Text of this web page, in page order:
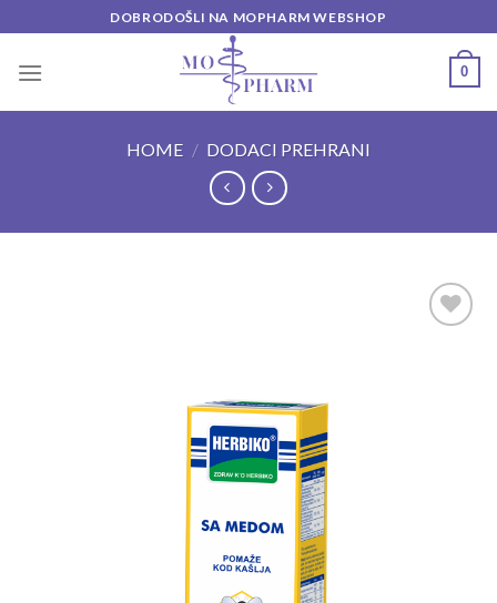
to
content
DOBRODOŠLI NA MOPHARM WEBSHOP
0
HOME / DODACI PREHRANI